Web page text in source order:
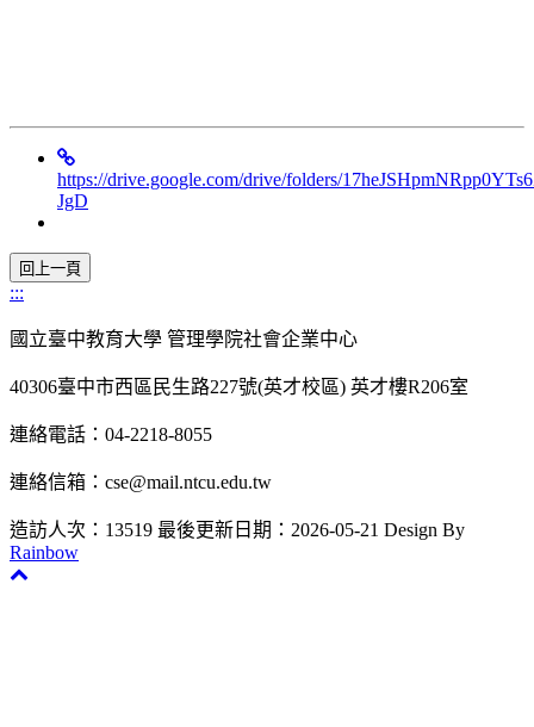
https://drive.google.com/drive/folders/
JgD
:::
國立臺中教育大學 管理學院社會企業中心
40306臺中市西區民生路227號(英才校區) 英才樓R206室
連絡電話：04-2218-8055
連絡信箱：cse@mail.ntcu.edu.tw
造訪人次：13519 最後更新日期：2026-05-21 Design By
Rainbow